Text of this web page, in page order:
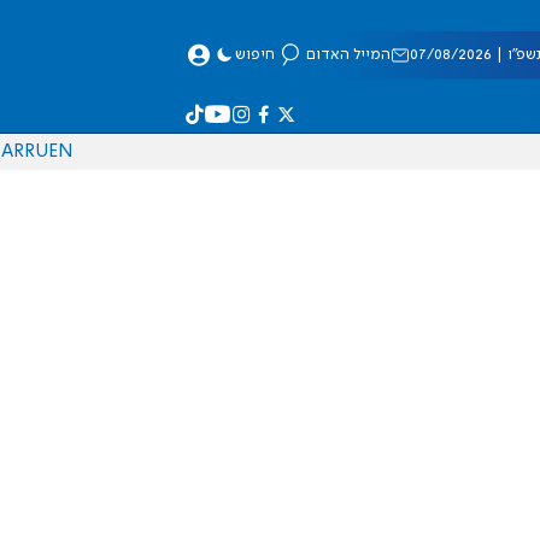
08/2026 המייל האדום חיפוש
EN
RU
AR